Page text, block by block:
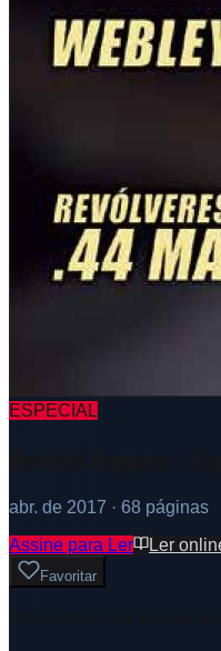
ESPECIAL
abr. de 2017 · 68 páginas
Assine para Ler
Ler
Favoritar